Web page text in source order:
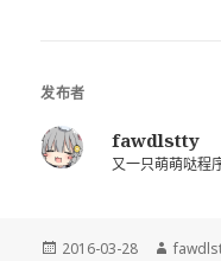
发布者
fawdlstty
又一只萌萌哒程
发
2016-03-28
作